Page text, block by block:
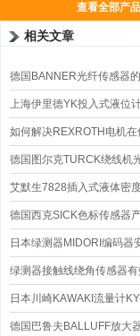
查看全部产品
相关文章
德国BANNER光纤传感器
上海伊里德YK投入式液位
如何解决REXROTH电机
陷
德国图尔克TURCK绕线机
理与操作使用
艾默生7828插入式液体密
德国西克SICK色标传感器
日本绿测器MIDORI编码器
绿测器接触线绕角传感器有
日本川崎KAWAKI流量计
德国巴鲁夫BALLUFF放大